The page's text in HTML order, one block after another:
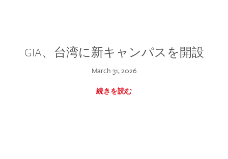
GIA、台湾に新キャンパスを開設
March 31, 2026
続きを読む